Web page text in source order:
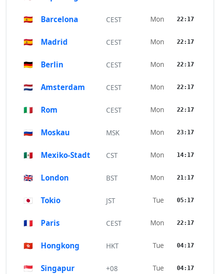
🇪🇸 Barcelona CEST Mon 22:17
🇪🇸 Madrid CEST Mon 22:17
🇩🇪 Berlin CEST Mon 22:17
🇳🇱 Amsterdam CEST Mon 22:17
🇮🇹 Rom CEST Mon 22:17
🇷🇺 Moskau MSK Mon 23:17
🇲🇽 Mexiko-Stadt CST Mon 14:17
🇬🇧 London BST Mon 21:17
🇯🇵 Tokio JST Tue 05:17
🇫🇷 Paris CEST Mon 22:17
🇭🇰 Hongkong HKT Tue 04:17
🇸🇬 Singapur +08 Tue 04:17